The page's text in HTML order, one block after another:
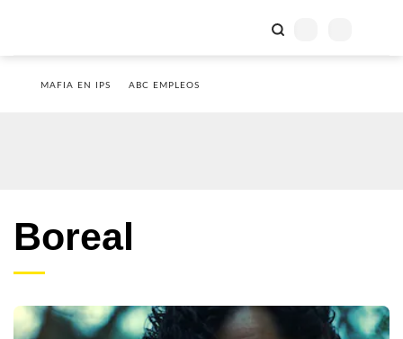
MAFIA EN IPS ABC EMPLEOS
Boreal